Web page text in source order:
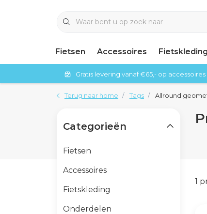
Fietsen Accessoires Fietskleding
Gratis levering vanaf €65,- op accessoires
Terug naar home Tags Allround
1
Categorieën
Fietsen
Accessoires
Fietskleding
Onderdelen